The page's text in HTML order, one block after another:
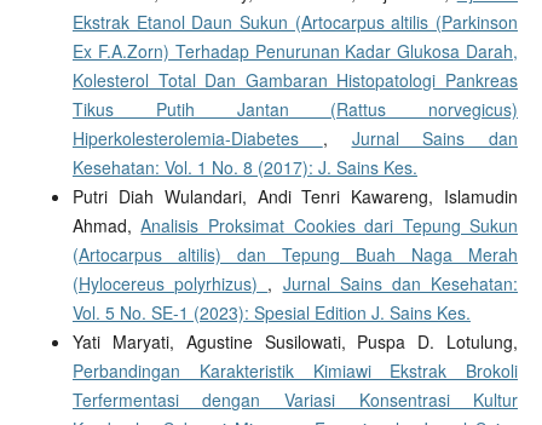
Ekstrak Etanol Daun Sukun (Artocarpus altilis (Parkinson
Ex F.A.Zorn) Terhadap Penurunan Kadar Glukosa Darah,
Kolesterol Total Dan Gambaran Histopatologi Pankreas
Tikus Putih Jantan (Rattus norvegicus)
Hiperkolesterolemia-Diabetes , Jurnal Sains dan
Kesehatan: Vol. 1 No. 8 (2017): J. Sains Kes.
Putri Diah Wulandari, Andi Tenri Kawareng, Islamudin
Ahmad,Analisis Proksimat Cookies dari Tepung Sukun
(Artocarpus altilis) dan Tepung Buah Naga Merah
(Hylocereus polyrhizus) , Jurnal Sains dan Kesehatan:
Vol. 5 No. SE-1 (2023): Spesial Edition J. Sains Kes.
Yati Maryati, Agustine Susilowati, Puspa D. Lotulung,
Perbandingan Karakteristik Kimiawi Ekstrak Brokoli
Terfermentasi dengan Variasi Konsentrasi Kultur